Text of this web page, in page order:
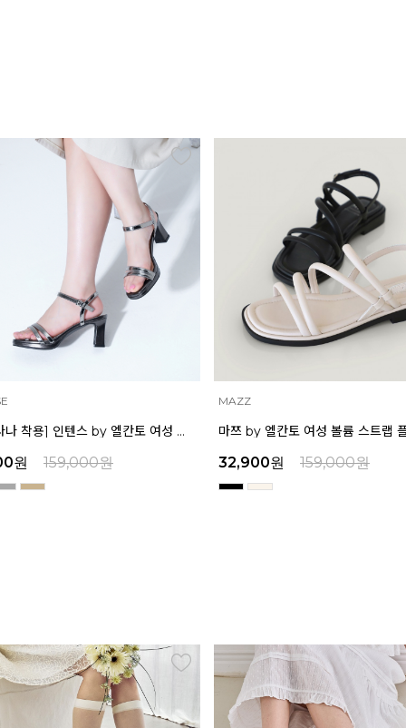
마쯔 by 엘칸토 여성 볼륨 스트랩 플랫 샌들 2cm LCWW58M626
원 159,000원
INTENSE
39,200원 159,000원